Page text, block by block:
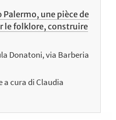
une pièce de
le folklore, construire
Donatoni, via Barberia
a cura di Claudia